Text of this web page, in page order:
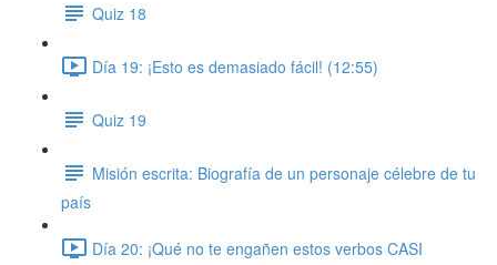
Quiz 18
Día 19: ¡Esto es demasiado fácil! (12:55)
Quiz 19
Misión escrita: Biografía de un personaje célebre de tu
país
Día 20: ¡Qué no te engañen estos verbos CASI